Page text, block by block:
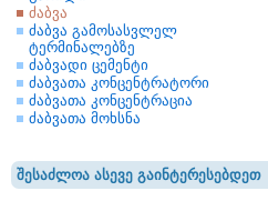
ძაბვა
ძაბვა გამოსასვლელ
ტერმინალებზე
ძაბვადი ცემენტი
ძაბვათა კონცენტრატორი
ძაბვათა კონცენტრაცია
ძაბვათა მოხსნა
შესაძლოა ასევე გაინტერესებდეთ